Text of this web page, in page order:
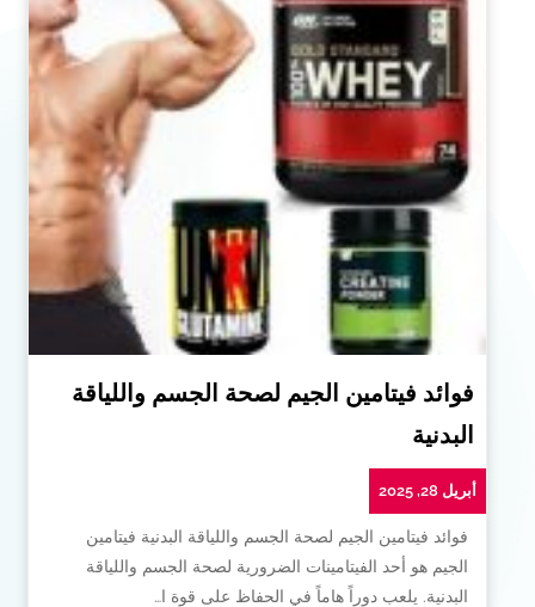
فوائد فيتامين الجيم لصحة الجسم واللياقة
البدنية
أبريل 28, 2025
فوائد فيتامين الجيم لصحة الجسم واللياقة البدنية فيتامين
الجيم هو أحد الفيتامينات الضرورية لصحة الجسم واللياقة
البدنية. يلعب دوراً هاماً في الحفاظ على قوة ا…